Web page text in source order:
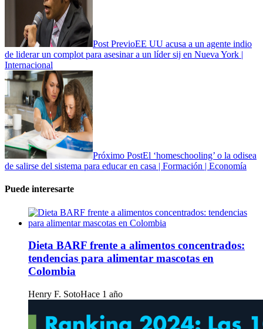
Post PrevioEE UU acusa a un agente indio
de liderar un complot para asesinar a un líder sij en Nueva York |
Internacional
Próximo PostEl ‘homeschooling’ o la odisea
de salirse del sistema para educar en casa | Formación | Economía
Puede interesarte
Dieta BARF frente a alimentos concentrados:
tendencias para alimentar mascotas en
Colombia
Henry F. SotoHace 1 año